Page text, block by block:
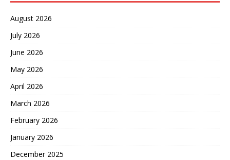
August 2026
July 2026
June 2026
May 2026
April 2026
March 2026
February 2026
January 2026
December 2025